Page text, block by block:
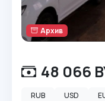
Архив
48 066
RUB USD